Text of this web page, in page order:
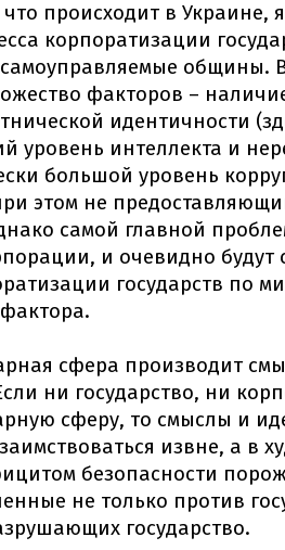
происходит в Украине,
корпоратизации
общины.
факторов –
идентичности
уровень интеллекта и
большой уровень
этом не
самой главной
и очевидно будут
государств по
сфера производит
ни государство, ни
сферу, то смыслы и
извне, а в
безопасности
не только против
государство.